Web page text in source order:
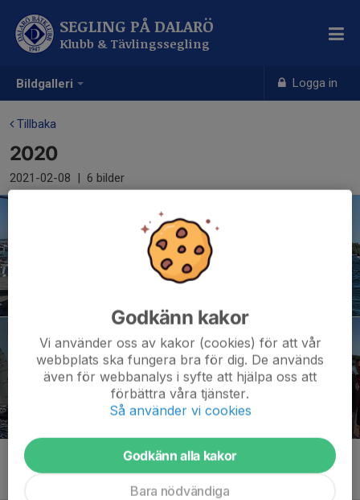
Bildgalleri Logga in
SEGLING PÅ DALARÖ
Klubb & Tävlingssegling
Tillbaka
2020
2021-02-08 | 6 bilder
Godkänn kakor
Vi använder oss av kakor (cookies) för att vår
webbplats ska fungera bra för dig. De används
även för webbanalys i syfte att hjälpa oss att
förbättra våra tjänster.
Så använder vi cookies
Godkänn alla kakor
Bara nödvändiga